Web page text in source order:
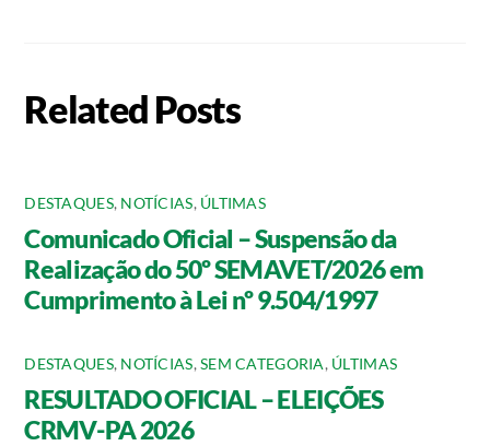
Related Posts
DESTAQUES, NOTÍCIAS, ÚLTIMAS
Comunicado Oficial – Suspensão da
Realização do 50º SEMAVET/2026 em
Cumprimento à Lei nº 9.504/1997
DESTAQUES, NOTÍCIAS,SEM CATEGORIA, ÚLTIMAS
RESULTADO OFICIAL – ELEIÇÕES
CRMV-PA 2026